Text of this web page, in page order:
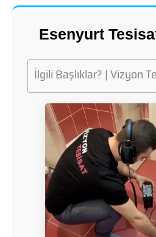
Esenyurt
İlgili Başlıklar? | Vizyon